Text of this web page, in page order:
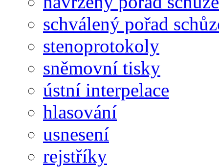
schválený pořad
stenoprotokoly
sněmovní tisky
ústní interpelace
hlasování
usnesení
rejstříky